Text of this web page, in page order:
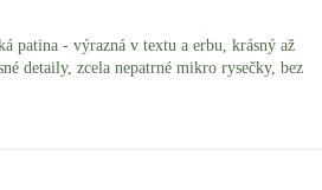
patina - výrazná v textu a erbu, krásný až
detaily, zcela nepatrné mikro rysečky, bez